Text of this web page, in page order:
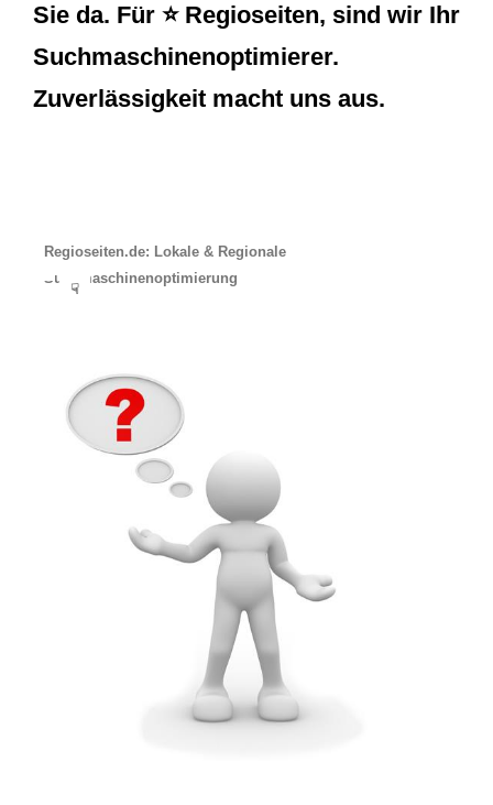
Sie da. Für ⭐ Regioseiten, sind wir Ihr
Suchmaschinenoptimierer.
Zuverlässigkeit macht uns aus.
Regioseiten.de: Lokale & Regionale
Suchmaschinenoptimierung
☟